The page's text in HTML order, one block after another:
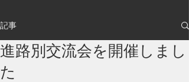
記事
進路別交流会を開催しまし
た